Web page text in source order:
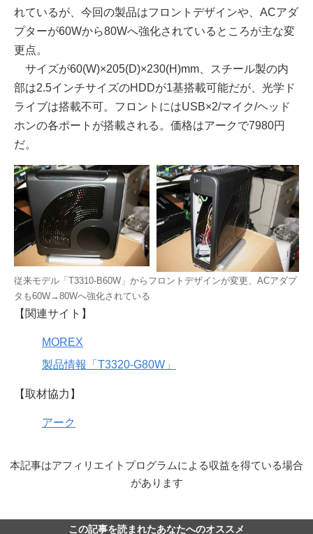
れているが、今回の製品はフロントデザインや、ACアダ
プターが60Wから80Wへ強化されているところが主な変
更点。
サイズが60(W)×205(D)×230(H)mm、スチール製の内
部は2.5インチサイズのHDDが1基搭載可能だが、光学ド
ライブは搭載不可。フロントにはUSB×2/マイク/ヘッド
ホンの各ポートが搭載される。価格はアークで7980円
だ。
従来モデル「T3310-B60W」からフロントデザインが変更、ACアダプ
タも60W→80Wへ強化されている
【関連サイト】
MOREX
製品情報「T3320-G80W」
【取材協力】
アーク
本記事はアフィリエイトプログラムによる収益を得ている場合
があります
この記事を読まれたあなたへのオススメ